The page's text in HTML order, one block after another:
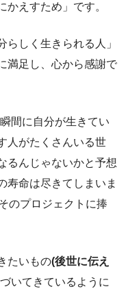
えすため」です。
らしく生きられる人」
満足し、心から感謝で
間に自分が生きてい
人がたくさんいる世
るんじゃないかと予想
寿命は尽きてしまいま
のプロジェクトに捧
たいもの(後世に伝え
いてきているように